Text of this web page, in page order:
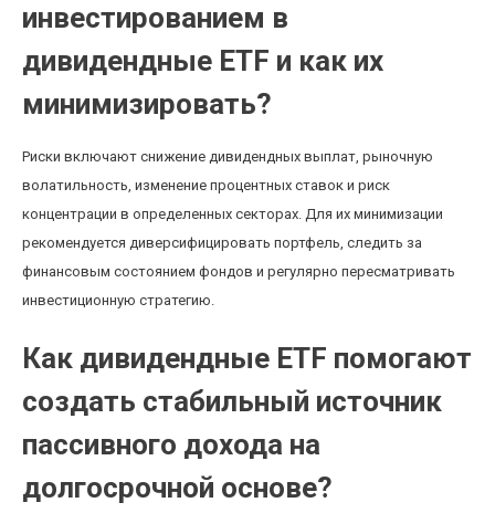
инвестированием в
дивидендные ETF и как их
минимизировать?
Риски включают снижение дивидендных выплат, рыночную
волатильность, изменение процентных ставок и риск
концентрации в определенных секторах. Для их минимизации
рекомендуется диверсифицировать портфель, следить за
финансовым состоянием фондов и регулярно пересматривать
инвестиционную стратегию.
Как дивидендные ETF помогают
создать стабильный источник
пассивного дохода на
долгосрочной основе?